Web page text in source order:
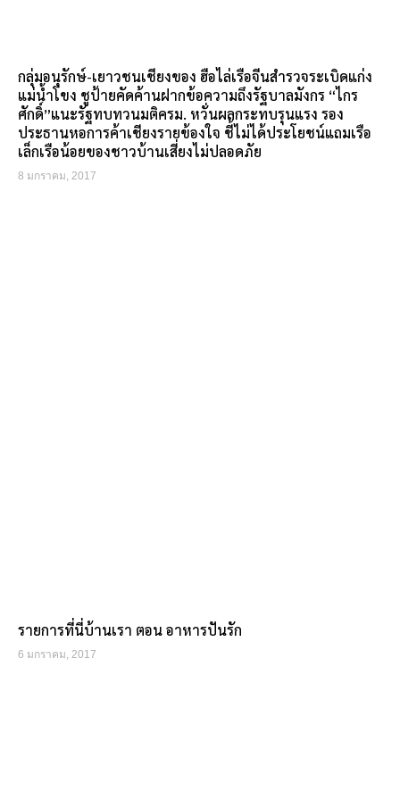
กลุ่มอนุรักษ์-เยาวชนเชียงของ ฮือไล่เรือจีนสำรวจระเบิดแก่ง
แม่น้ำโขง ชูป้ายคัดค้านฝากข้อความถึงรัฐบาลมังกร “ไกร
ศักดิ์”แนะรัฐทบทวนมติครม. หวั่นผลกระทบรุนแรง รอง
ประธานหอการค้าเชียงรายข้องใจ ชี้ไม่ได้ประโยชน์แถมเรือ
เล็กเรือน้อยของชาวบ้านเสี่ยงไม่ปลอดภัย
8 มกราคม, 2017
รายการที่นี่บ้านเรา ตอน อาหารปันรัก
6 มกราคม, 2017